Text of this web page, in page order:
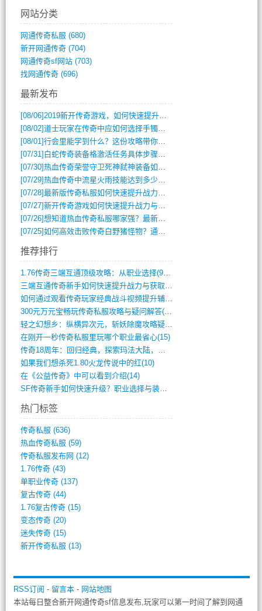
网站分类
网通传奇私服 (680)
新开网通传奇(704)
网通传奇sf网站(703)
找网通传奇(696)
最新发布
[08/06]2019新开传奇游戏，如何快速提升角色等级？
[08/02]道士玩家在传奇中应如何选择手镯装备？
[08/01]行会里能学到什么？这份攻略带你全掌握
[07/31] 白蛇传奇装备格激活任务具体步骤是什么？如何完成？
[07/30]热血传奇荣誉守卫死神弑神装备如何获取与佩戴攻略？
[07/29]热血传奇中流星火雨技能达到多少级可以开始练装备？
[07/28]最新版传奇私服如何快速提升战力与获取稀有装备？
[07/27]新开传奇游戏如何快速提升战力与获取稀有装备？
[07/26]想知道热血传奇私服哪家强？最新排行榜攻略全解析
[07/25]如何高效击败传奇白野猪怪物？通关技巧全解析
推荐排行
1.76传奇三端互通顶级攻略：从职业选择(972)
三端互通传奇新手如何快速提升战力与获取稀(379)
如何通过观看传奇玩家经典战斗视频提升辅助(661)
300元万元宝畅玩传奇私服攻略与疑问解答(828)
轻之幻想乡：纵横异次元，斩妖除魔攻略疑云(404)
在刚开一秒传奇私服里玩哪个职业最省心(15)
传奇18周年：回归经典，探索玛法大陆，寻(798)
如果我们想杀死1.80火龙传说中的红(10)
在《公益传奇》中可以看到介绍(14)
SF传奇新手如何快速升级？职业选择与装备(711)
热门标签
传奇私服 (636)
热血传奇私服 (59)
传奇私服发布网 (12)
1.76传奇(43)
单职业传奇(137)
复古传奇(44)
1.76复古传奇(15)
变态传奇(20)
迷失传奇(15)
新开传奇私服 (13)
RSS订阅 - 留言本- 网站地图
本站每日整合新开网通传奇sf信息发布,玩家可以第一时间了解到网通